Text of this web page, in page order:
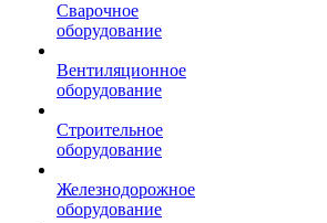
Сварочное
оборудование
Вентиляционное
оборудование
Строительное
оборудование
Железнодорожное
оборудование